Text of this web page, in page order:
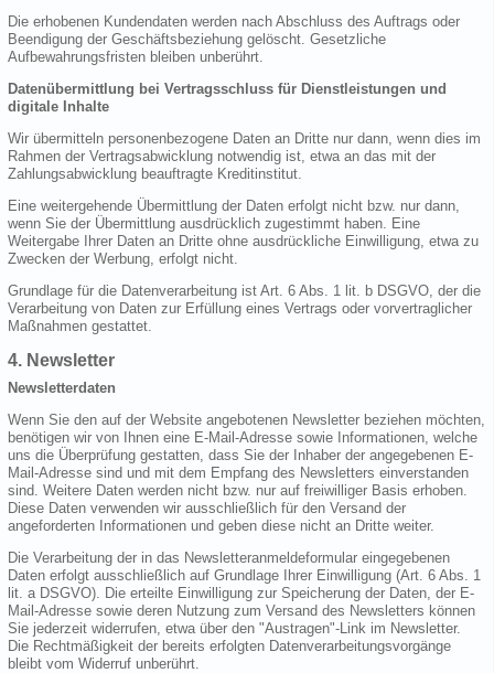
Die erhobenen Kundendaten werden nach Abschluss des Auftrags oder
Beendigung der Geschäftsbeziehung gelöscht. Gesetzliche
Aufbewahrungsfristen bleiben unberührt.
Datenübermittlung bei Vertragsschluss für Dienstleistungen und
digitale Inhalte
Wir übermitteln personenbezogene Daten an Dritte nur dann, wenn dies im
Rahmen der Vertragsabwicklung notwendig ist, etwa an das mit der
Zahlungsabwicklung beauftragte Kreditinstitut.
Eine weitergehende Übermittlung der Daten erfolgt nicht bzw. nur dann,
wenn Sie der Übermittlung ausdrücklich zugestimmt haben. Eine
Weitergabe Ihrer Daten an Dritte ohne ausdrückliche Einwilligung, etwa zu
Zwecken der Werbung, erfolgt nicht.
Grundlage für die Datenverarbeitung ist Art. 6 Abs. 1 lit. b DSGVO, der die
Verarbeitung von Daten zur Erfüllung eines Vertrags oder vorvertraglicher
Maßnahmen gestattet.
4. Newsletter
Newsletterdaten
Wenn Sie den auf der Website angebotenen Newsletter beziehen möchten,
benötigen wir von Ihnen eine E-Mail-Adresse sowie Informationen, welche
uns die Überprüfung gestatten, dass Sie der Inhaber der angegebenen E-
Mail-Adresse sind und mit dem Empfang des Newsletters einverstanden
sind. Weitere Daten werden nicht bzw. nur auf freiwilliger Basis erhoben.
Diese Daten verwenden wir ausschließlich für den Versand der
angeforderten Informationen und geben diese nicht an Dritte weiter.
Die Verarbeitung der in das Newsletteranmeldeformular eingegebenen
Daten erfolgt ausschließlich auf Grundlage Ihrer Einwilligung (Art. 6 Abs. 1
lit. a DSGVO). Die erteilte Einwilligung zur Speicherung der Daten, der E-
Mail-Adresse sowie deren Nutzung zum Versand des Newsletters können
Sie jederzeit widerrufen, etwa über den "Austragen"-Link im Newsletter.
Die Rechtmäßigkeit der bereits erfolgten Datenverarbeitungsvorgänge
bleibt vom Widerruf unberührt.